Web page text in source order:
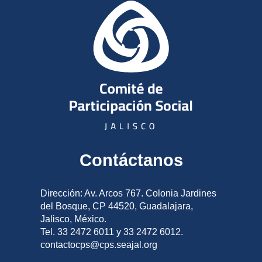
Contáctanos
Dirección: Av. Arcos 767. Colonia Jardines
del Bosque, CP 44520, Guadalajara,
Jalisco, México.
Tel. 33 2472 6011 y 33 2472 6012.
contactocps@cps.seajal.org